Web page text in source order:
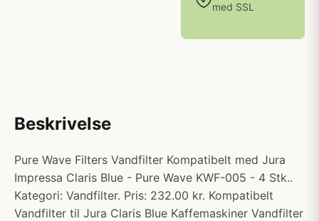
med SSL
Beskrivelse
Pure Wave Filters Vandfilter Kompatibelt med Jura
Impressa Claris Blue - Pure Wave KWF-005 - 4 Stk..
Kategori: Vandfilter. Pris: 232.00 kr. Kompatibelt
Vandfilter til Jura Claris Blue Kaffemaskiner Vandfilter